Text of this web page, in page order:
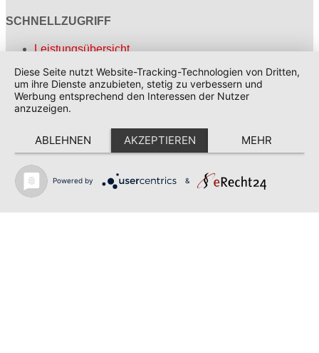
SCHNELLZUGRIFF
Leistungsübersicht
Beratung
Referenzprojekte
Partner
Datenschutzerklärung
Stellenangebote
Kontakt
© Ott Holzbau und Zimmerei 2026| powered by
educrea digital solutions
Diese Seite nutzt Website-Tracking-Technologien von Dritten,
um ihre Dienste anzubieten, stetig zu verbessern und
Werbung entsprechend den Interessen der Nutzer
anzuzeigen.
ABLEHNEN AKZEPTIEREN MEHR
Powered by &